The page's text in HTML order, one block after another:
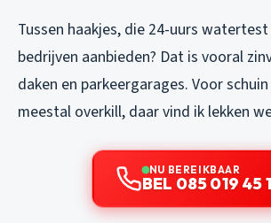
Tussen haakjes, die 24-uurs
bedrijven aanbieden? Dat is vooral
daken en parkeergarages. Voor
meestal overkill, daar vind ik lekken
NU BEREIKBAAR
BEL 085 019 45